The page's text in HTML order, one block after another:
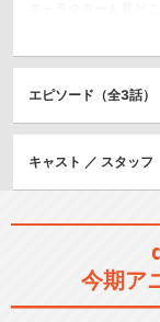
アクション/バトル
恋愛/ラブコメ
シリーズ／関連のア
エピソード（全3話）
キャスト ／ スタッフ
今期ア